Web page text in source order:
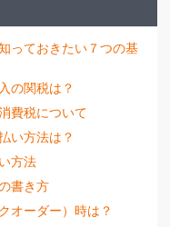
っておきたい７つの基
の関税は？
費税について
い方法は？
方法
書き方
オーダー）時は？